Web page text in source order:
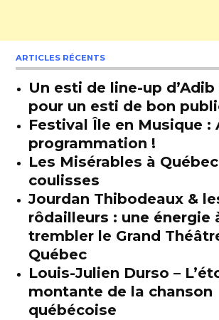
ARTICLES RÉCENTS
Un esti de line-up
pour un esti de bon
Festival Île en Musique :
programmation !
Les Misérables à
coulisses
Jourdan Thibodeaux &
rôdailleurs : une énergie
trembler le Grand
Québec
Louis-Julien Durso –
montante de la chanson
québécoise